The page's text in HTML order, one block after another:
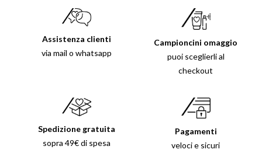
Assistenza clienti
via mail o whatsapp
Campioncini omaggio
puoi sceglierli al
checkout
Spedizione gratuita
sopra 49€ di spesa
Pagamenti
veloci e sicuri